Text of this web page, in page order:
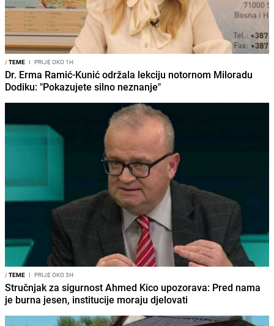
/TEME I PRIJE OKO 1H
Dr. Erma Ramić-Kunić održala lekciju notornom Miloradu
Dodiku: "Pokazujete silno neznanje"
/TEME I PRIJE OKO 3H
Stručnjak za sigurnost Ahmed Kico upozorava: Pred nama
je burna jesen, institucije moraju djelovati